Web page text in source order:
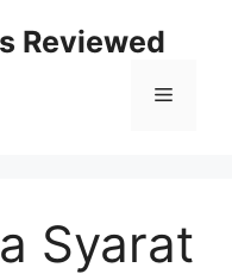
Reviewed
Menu
Syarat